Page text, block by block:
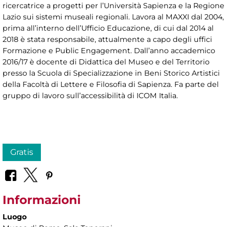
ricercatrice a progetti per l’Università Sapienza e la Regione
Lazio sui sistemi museali regionali. Lavora al MAXXI dal 2004,
prima all’interno dell’Ufficio Educazione, di cui dal 2014 al
2018 è stata responsabile, attualmente a capo degli uffici
Formazione e Public Engagement. Dall’anno accademico
2016/17 è docente di Didattica del Museo e del Territorio
presso la Scuola di Specializzazione in Beni Storico Artistici
della Facoltà di Lettere e Filosofia di Sapienza. Fa parte del
gruppo di lavoro sull’accessibilità di ICOM Italia.
Gratis
Informazioni
Luogo